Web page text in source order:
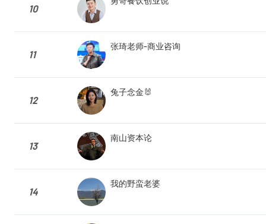
10
11
张琦老师-商业咨询
12
兔子念金🐰
13
南山资本论
14
我的野蛮老婆